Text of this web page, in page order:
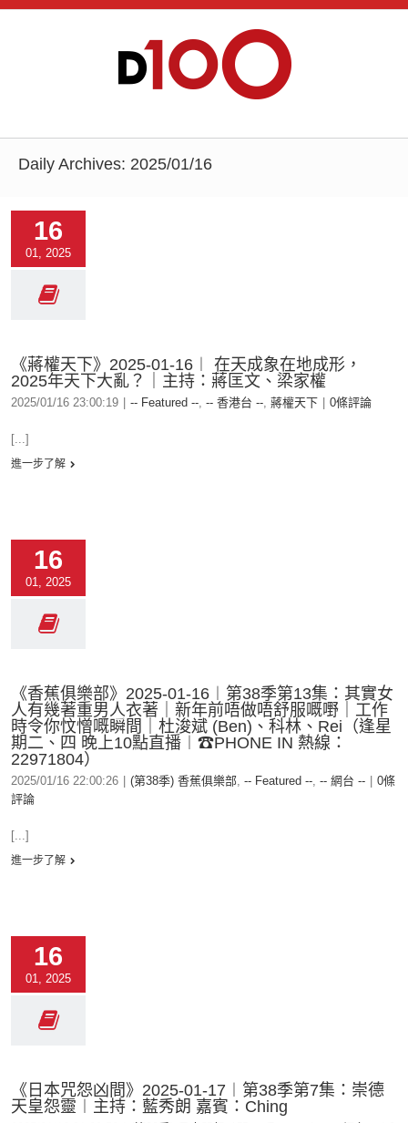
Daily Archives: 2025/01/16
16
01, 2025
《蔣權天下》2025-01-16︱ 在天成象在地成形，
2025年天下大亂？｜主持：蔣匡文、梁家權
2025/01/16 23:00:19 -- Featured --, -- 香港台 --, 蔣權天下 0條評論
[...]
進一步了解
16
01, 2025
《香蕉俱樂部》2025-01-16︱第38季第13集：其實女
人有幾著重男人衣著｜新年前唔做唔舒服嘅嘢｜工作
時令你忟憎嘅瞬間｜杜浚斌 (Ben)、科林、Rei（逢星
期二、四 晚上10點直播︱☎PHONE IN 熱線：
22971804）
2025/01/16 22:00:26 (第38季) 香蕉俱樂部, -- Featured --, -- 網台 --
0條
評論
[...]
進一步了解
16
01, 2025
《日本咒怨凶間》2025-01-17︱第38季第7集：崇德
天皇怨靈︱主持：藍秀朗 嘉賓：Ching